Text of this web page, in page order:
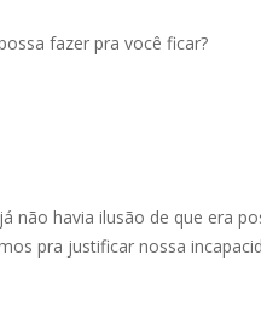
fazer pra você ficar?
não havia ilusão de que era
pra justificar nossa